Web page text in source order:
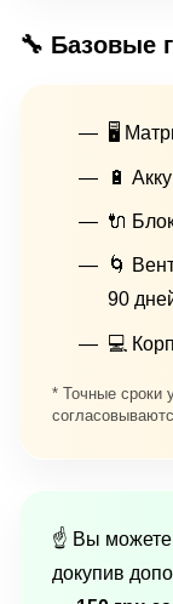
🔧 Базовые
🖥
🔋
🔌
🌀
90
💻
* Точные сроки
☝️ Вы можете
докупив